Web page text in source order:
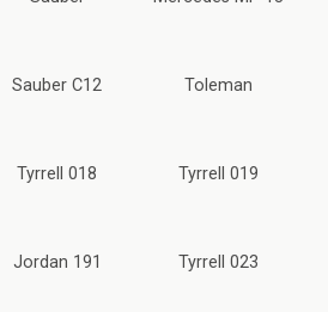
Sauber C12 Toleman
Tyrrell 018 Tyrrell 019
Jordan 191 Tyrrell 023